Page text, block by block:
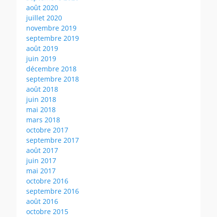
août 2020
juillet 2020
novembre 2019
septembre 2019
août 2019
juin 2019
décembre 2018
septembre 2018
août 2018
juin 2018
mai 2018
mars 2018
octobre 2017
septembre 2017
août 2017
juin 2017
mai 2017
octobre 2016
septembre 2016
août 2016
octobre 2015